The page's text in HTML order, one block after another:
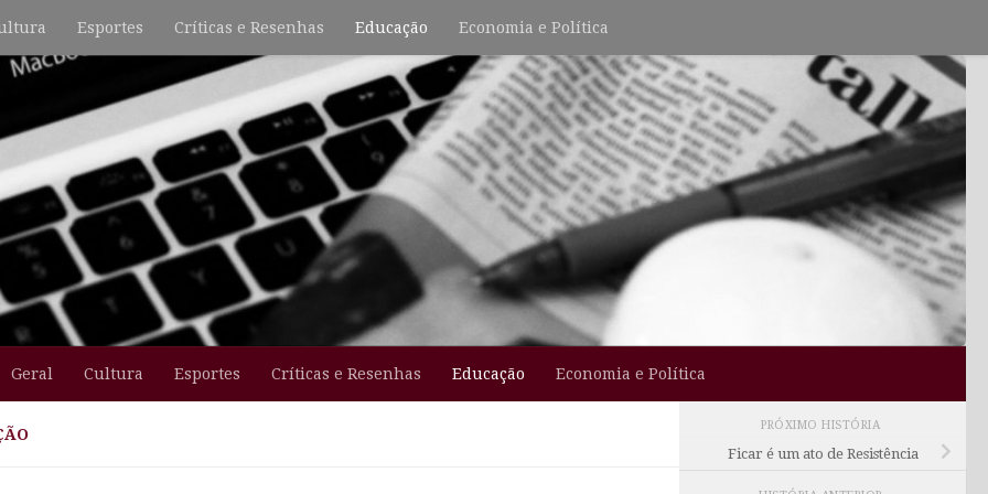
Esportes Críticas e Resenhas Educação Economia e Política
Geral Cultura Esportes Críticas e Resenhas Educação Economia e Política
PRÓXIMO HISTÓRIA
Ficar é um ato de Resistência